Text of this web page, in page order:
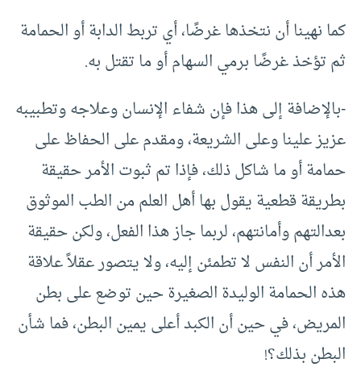
كما نهينا أن نتخذها غرضًا، أي تربط الدابة أو الحمامة
ثم تؤخذ غرضًا برمي السهام أو ما تقتل به.
-بالإضافة إلى هذا فإن شفاء الإنسان وعلاجه وتطبيبه
عزيز علينا وعلى الشريعة، ومقدم على الحفاظ على
حمامة أو ما شاكل ذلك، فإذا تم ثبوت الأمر حقيقة
بطريقة قطعية يقول بها أهل العلم من الطب الموثوق
بعدالتهم وأمانتهم، لربما جاز هذا الفعل، ولكن حقيقة
الأمر أن النفس لا تطمئن إليه، ولا يتصور عقلاً علاقة
هذه الحمامة الوليدة الصغيرة حين توضع على بطن
المريض، في حين أن الكبد أعلى يمين البطن، فما شأن
البطن بذلك؟!